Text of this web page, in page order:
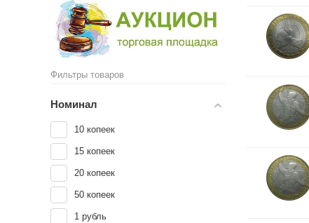
Фильтры товаров
Номинал
10 копеек
15 копеек
20 копеек
50 копеек
1 рубль